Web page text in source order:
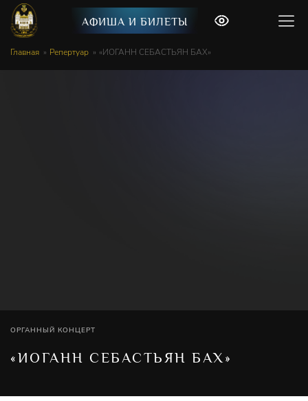
АФИША И БИЛЕТЫ
Главная Репертуар «ИОГАНН СЕБАСТЬЯН БАХ»
ОРГАННЫЙ КОНЦЕРТ
«ИОГАНН СЕБАСТЬЯН БАХ»